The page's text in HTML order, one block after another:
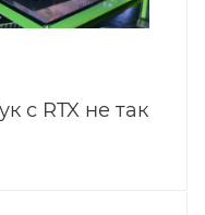
с RTX не так